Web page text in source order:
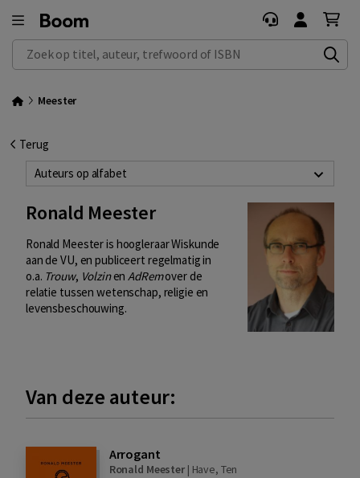
Zoek op titel, auteur, trefwoord of ISBN
Meester
Terug
Auteurs op alfabet
Ronald Meester
Ronald Meester is hoogleraar Wiskunde
aan de VU, en publiceert regelmatig in
o.a. Trouw, VolzinenAdRemover de
relatie tussen wetenschap, religie en
levensbeschouwing.
Van deze auteur:
Arrogant
Ronald Meester| Have, Ten